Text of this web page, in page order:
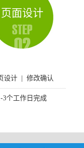
页面设计
设计 | 修改确认
3个工作日完成